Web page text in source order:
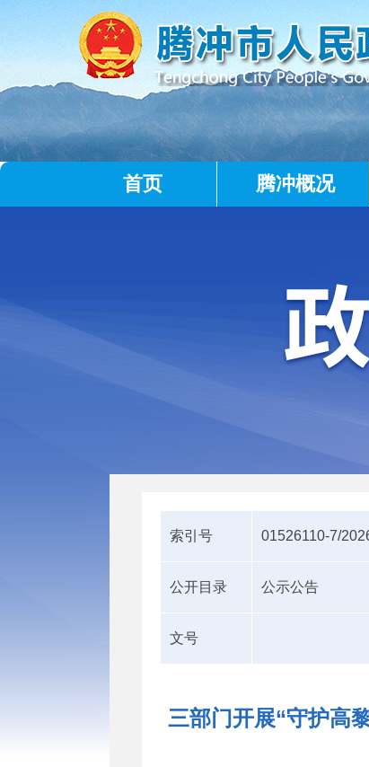
首页 腾冲概况
索引号 01526110-7/
公开目录 公示公告
文号
三部门开展“守护高